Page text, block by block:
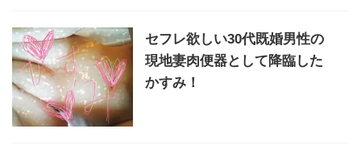
セフレ欲しい30代既婚男性の
現地妻肉便器として降臨した
かすみ！